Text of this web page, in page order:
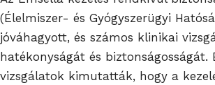
(Élelmiszer- és Gyógyszerügyi
jóváhagyott, és számos klinikai
hatékonyságát és biztonságosságát.
vizsgálatok kimutatták, hogy a